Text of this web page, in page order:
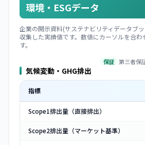
環境・ESGデータ
企業の開示資料(サステナビリティデータブ
収集した実績値です。数値にカーソルを合わ
す。
保証 第三者保
気候変動・GHG排出
指標
Scope1排出量（直接排出）
Scope2排出量（マーケット基準）